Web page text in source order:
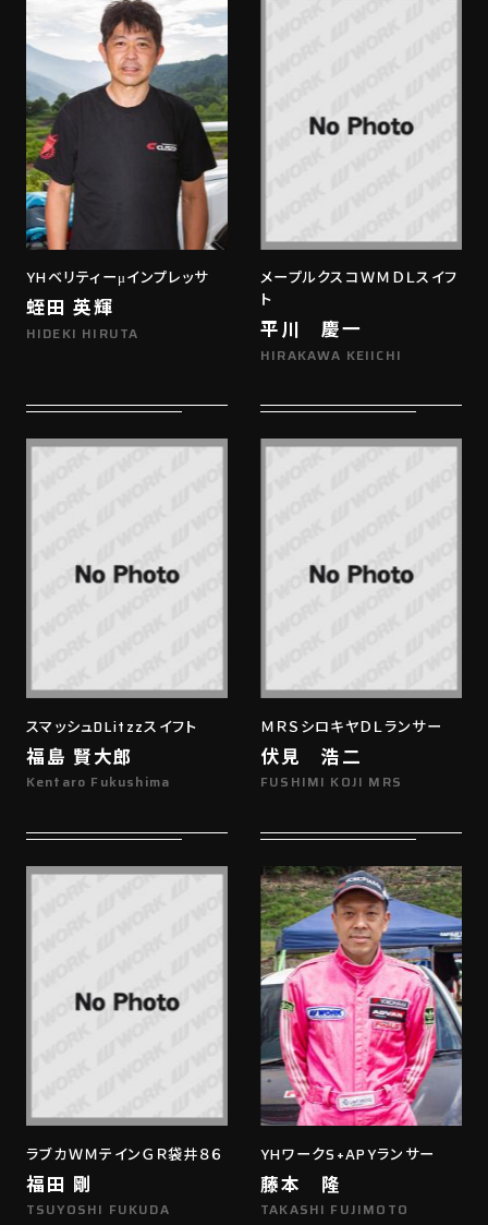
YHベリティーμインプレッサ
蛭田 英輝
HIDEKI HIRUTA
メープルクスコＷＭＤＬスイフ
ト
平川 慶一
HIRAKAWA KEIICHI
スマッシュDLitzzスイフト
福島 賢大郎
Kentaro Fukushima
ＭＲＳシロキヤＤＬランサー
伏見 浩二
FUSHIMI KOJI MRS
ラブカＷＭテインＧＲ袋井８６
福田 剛
TSUYOSHI FUKUDA
YHワークS+APYランサー
藤本 隆
TAKASHI FUJIMOTO